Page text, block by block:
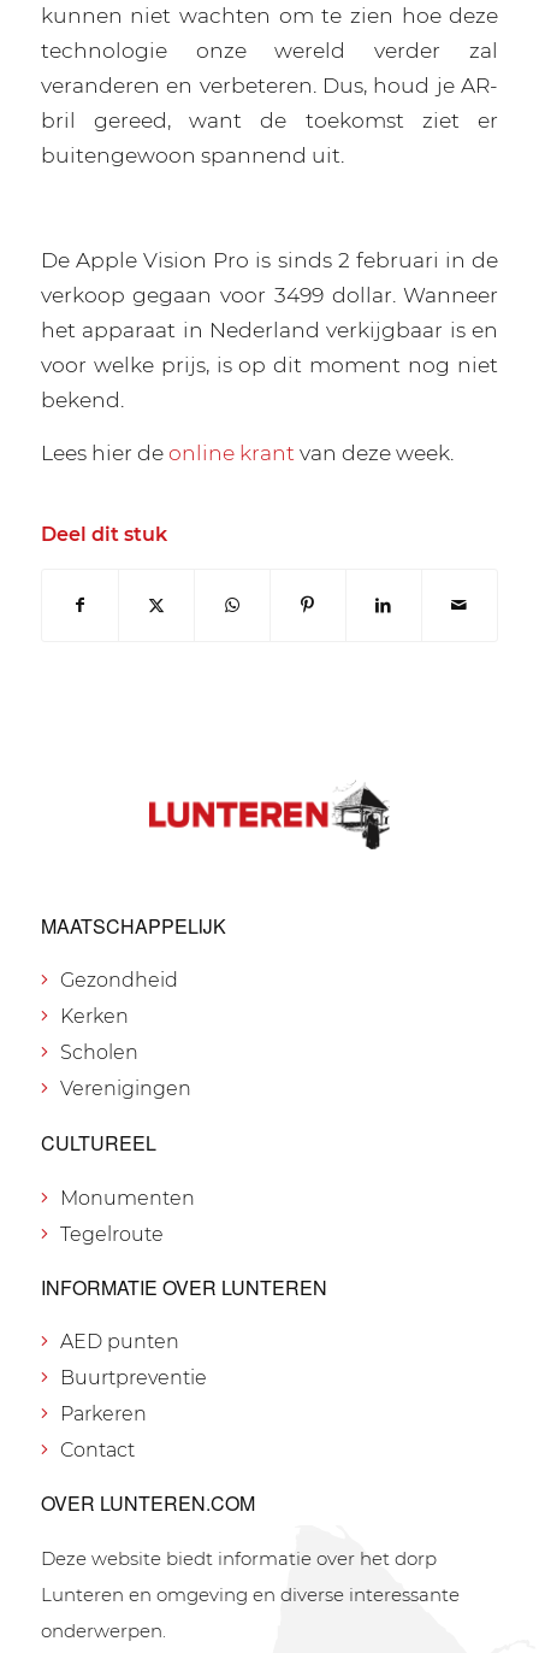
kunnen niet wachten om te zien hoe deze
technologie onze wereld verder zal
veranderen en verbeteren. Dus, houd je AR-
bril gereed, want de toekomst ziet er
buitengewoon spannend uit.
De Apple Vision Pro is sinds 2 februari in de
verkoop gegaan voor 3499 dollar. Wanneer
het apparaat in Nederland verkijgbaar is en
voor welke prijs, is op dit moment nog niet
bekend.
Lees hier deonline krant van deze week.
Deel dit stuk
MAATSCHAPPELIJK
Gezondheid
Kerken
Scholen
Verenigingen
CULTUREEL
Monumenten
Tegelroute
INFORMATIE OVER LUNTEREN
AED punten
Buurtpreventie
Parkeren
Contact
OVER LUNTEREN.COM
Deze website biedt informatie over het dorp
Lunteren en omgeving en diverse interessante
onderwerpen.